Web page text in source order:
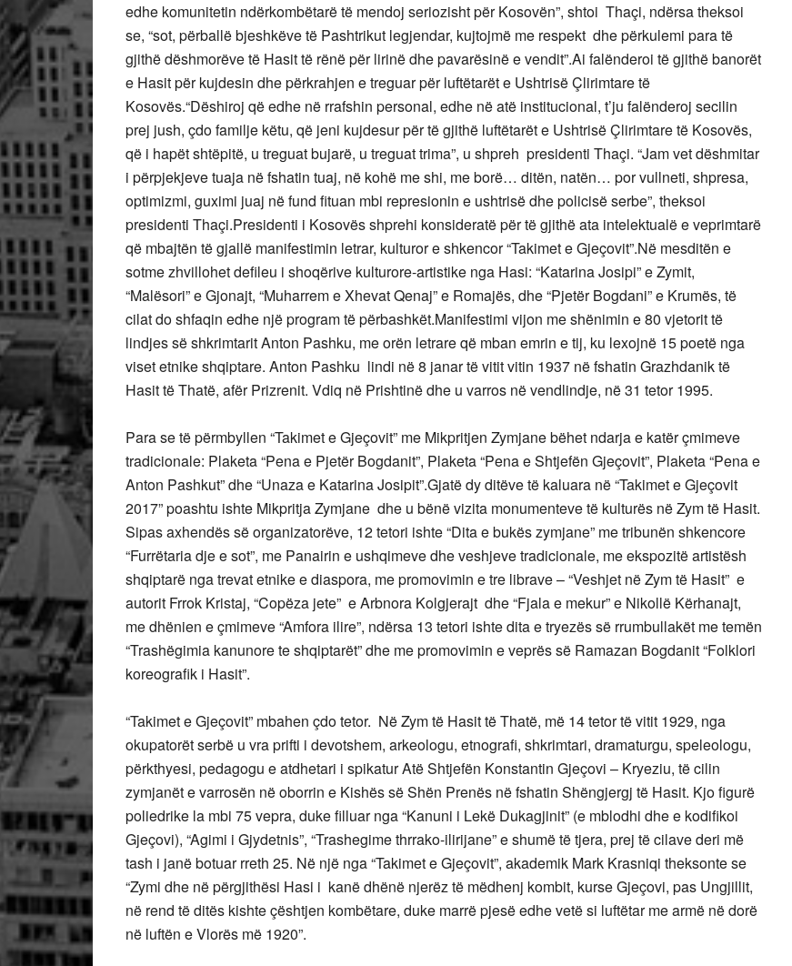
edhe komunitetin ndërkombëtarë të mendoj seriozisht për Kosovën”, shtoi Thaçi, ndërsa theksoi
se, “sot, përballë bjeshkëve të Pashtrikut legjendar, kujtojmë me respekt dhe përkulemi para të
gjithë dëshmorëve të Hasit të rënë për lirinë dhe pavarësinë e vendit”.Ai falënderoi të gjithë banorët
e Hasit për kujdesin dhe përkrahjen e treguar për luftëtarët e Ushtrisë Çlirimtare të
Kosovës.“Dëshiroj që edhe në rrafshin personal, edhe në atë institucional, t’ju falënderoj secilin
prej jush, çdo familje këtu, që jeni kujdesur për të gjithë luftëtarët e Ushtrisë Çlirimtare të Kosovës,
që i hapët shtëpitë, u treguat bujarë, u treguat trima”, u shpreh presidenti Thaçi. “Jam vet dëshmitar
i përpjekjeve tuaja në fshatin tuaj, në kohë me shi, me borë… ditën, natën… por vullneti, shpresa,
optimizmi, guximi juaj në fund fituan mbi represionin e ushtrisë dhe policisë serbe”, theksoi
presidenti Thaçi.Presidenti i Kosovës shprehi konsideratë për të gjithë ata intelektualë e veprimtarë
që mbajtën të gjallë manifestimin letrar, kulturor e shkencor “Takimet e Gjeçovit”.Në mesditën e
sotme zhvillohet defileu i shoqërive kulturore-artistike nga Hasi: “Katarina Josipi” e Zymit,
“Malësori” e Gjonajt, “Muharrem e Xhevat Qenaj” e Romajës, dhe “Pjetër Bogdani” e Krumës, të
cilat do shfaqin edhe një program të përbashkët.Manifestimi vijon me shënimin e 80 vjetorit të
lindjes së shkrimtarit Anton Pashku, me orën letrare që mban emrin e tij, ku lexojnë 15 poetë nga
viset etnike shqiptare. Anton Pashku lindi në 8 janar të vitit vitin 1937 në fshatin Grazhdanik të
Hasit të Thatë, afër Prizrenit. Vdiq në Prishtinë dhe u varros në vendlindje, në 31 tetor 1995.
Para se të përmbyllen “Takimet e Gjeçovit” me Mikpritjen Zymjane bëhet ndarja e katër çmimeve
tradicionale: Plaketa “Pena e Pjetër Bogdanit”, Plaketa “Pena e Shtjefën Gjeçovit”, Plaketa “Pena e
Anton Pashkut” dhe “Unaza e Katarina Josipit”.Gjatë dy ditëve të kaluara në “Takimet e Gjeçovit
2017” poashtu ishte Mikpritja Zymjane dhe u bënë vizita monumenteve të kulturës në Zym të Hasit.
Sipas axhendës së organizatorëve, 12 tetori ishte “Dita e bukës zymjane” me tribunën shkencore
“Furrëtaria dje e sot”, me Panairin e ushqimeve dhe veshjeve tradicionale, me ekspozitë artistësh
shqiptarë nga trevat etnike e diaspora, me promovimin e tre librave – “Veshjet në Zym të Hasit” e
autorit Frrok Kristaj, “Copëza jete” e Arbnora Kolgjerajt dhe “Fjala e mekur” e Nikollë Kërhanajt,
me dhënien e çmimeve “Amfora ilire”, ndërsa 13 tetori ishte dita e tryezës së rrumbullakët me temën
“Trashëgimia kanunore te shqiptarët” dhe me promovimin e veprës së Ramazan Bogdanit “Folklori
koreografik i Hasit”.
“Takimet e Gjeçovit” mbahen çdo tetor. Në Zym të Hasit të Thatë, më 14 tetor të vitit 1929, nga
okupatorët serbë u vra prifti i devotshem, arkeologu, etnografi, shkrimtari, dramaturgu, speleologu,
përkthyesi, pedagogu e atdhetari i spikatur Atë Shtjefën Konstantin Gjeçovi – Kryeziu, të cilin
zymjanët e varrosën në oborrin e Kishës së Shën Prenës në fshatin Shëngjergj të Hasit. Kjo figurë
poliedrike la mbi 75 vepra, duke filluar nga “Kanuni i Lekë Dukagjinit” (e mblodhi dhe e kodifikoi
Gjeçovi), “Agimi i Gjydetnis”, “Trashegime thrrako-ilirijane” e shumë të tjera, prej të cilave deri më
tash i janë botuar rreth 25. Në një nga “Takimet e Gjeçovit”, akademik Mark Krasniqi theksonte se
“Zymi dhe në përgjithësi Hasi i kanë dhënë njerëz të mëdhenj kombit, kurse Gjeçovi, pas Ungjillit,
në rend të ditës kishte çështjen kombëtare, duke marrë pjesë edhe vetë si luftëtar me armë në dorë
në luftën e Vlorës më 1920”.